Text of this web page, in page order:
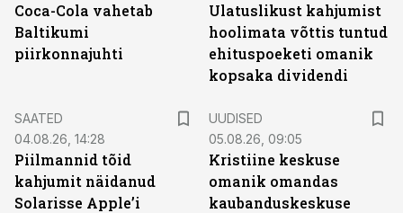
Coca-Cola vahetab
Baltikumi
piirkonnajuhti
Ulatuslikust kahjumist
hoolimata võttis tuntud
ehituspoeketi omanik
kopsaka dividendi
SAATED
04.08.26, 14:28
Piilmannid tõid
kahjumit näidanud
Solarisse Apple’i
UUDISED
05.08.26, 09:05
Kristiine keskuse
omanik omandas
kaubanduskeskuse